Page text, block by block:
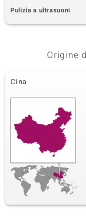
Pulizia a ultrasuoni
Origine
Cina